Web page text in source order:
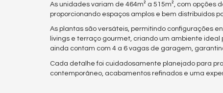
As unidades variam de 464m² a 515m², com opções
proporcionando espaços amplos e bem distribuídos
As plantas são versáteis, permitindo configurações
livings e terraço gourmet, criando um ambiente
ainda contam com 4 a 6 vagas de garagem,
Cada detalhe foi cuidadosamente planejado para
contemporâneo, acabamentos refinados e uma